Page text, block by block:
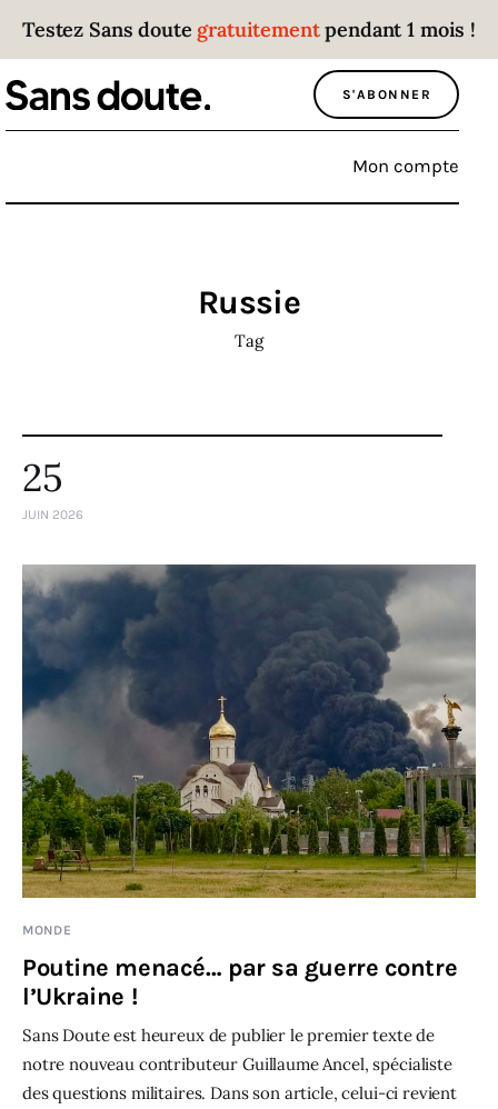
Testez Sans doute gratuitementpendant 1 mois !
S'ABONNER
Mon compte
Sans doute
Parce que plus personne n’écoute les gens
qui ont des choses à dire.
Politique
Sport
Société
Idées
Humour
Russie
Tag
25
JUIN 2026
MONDE
Poutine menacé… par sa guerre contre
l’Ukraine !
Sans Doute est heureux de publier le premier texte de
notre nouveau contributeur Guillaume Ancel, spécialiste
des questions militaires. Dans son article, celui-ci revient